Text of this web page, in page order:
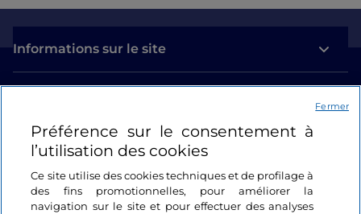
Informations sur le site
Se connecter
Suivez-nous
Préférence sur le consentement à
l’utilisation des cookies
Ce site utilise des cookies techniques et de profilage à
des fins promotionnelles, pour améliorer la
navigation sur le site et pour effectuer des analyses
Fermer